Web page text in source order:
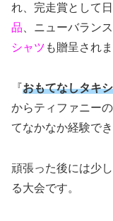
れ、完走賞として
品 、ニューバラン
シャツ も贈呈されま
『おもてなしタキ
からティファニー
てなかなか経験で
頑張った後には少
る大会です。